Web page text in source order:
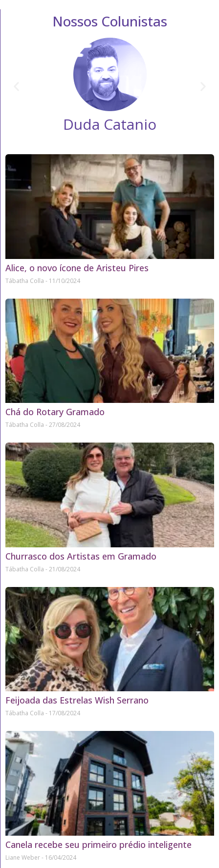
Nossos Colunistas
Duda Catanio
Alice, o novo ícone de Aristeu Pires
Tábatha Colla 11/10/2024
Chá do Rotary Gramado
Tábatha Colla 27/08/2024
Churrasco dos Artistas em Gramado
Tábatha Colla 21/08/2024
Feijoada das Estrelas Wish Serrano
Tábatha Colla 17/08/2024
Canela recebe seu primeiro prédio inteligente
Liane Weber 16/04/2024